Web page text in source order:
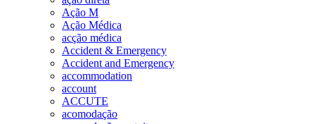
Ação M
Ação Médica
acção médica
Accident & Emergency
Accident and Emergency
accommodation
account
ACCUTE
acomodação